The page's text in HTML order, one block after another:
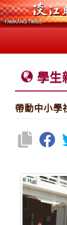
學生
帶動中小學